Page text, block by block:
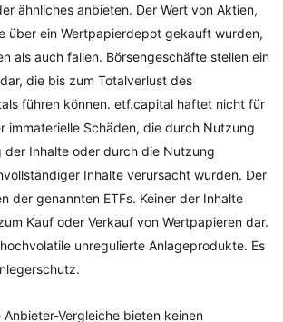
ähnliches anbieten. Der Wert von Aktien,
über ein Wertpapierdepot gekauft wurden,
als auch fallen. Börsengeschäfte stellen ein
die bis zum Totalverlust des
führen können. etf.capital haftet nicht für
immaterielle Schäden, die durch Nutzung
Inhalte oder durch die Nutzung
Inhalte verursacht wurden. Der
der genannten ETFs. Keiner der Inhalte
Kauf oder Verkauf von Wertpapieren dar.
unregulierte Anlageprodukte. Es
Anbieter-Vergleiche bieten keinen